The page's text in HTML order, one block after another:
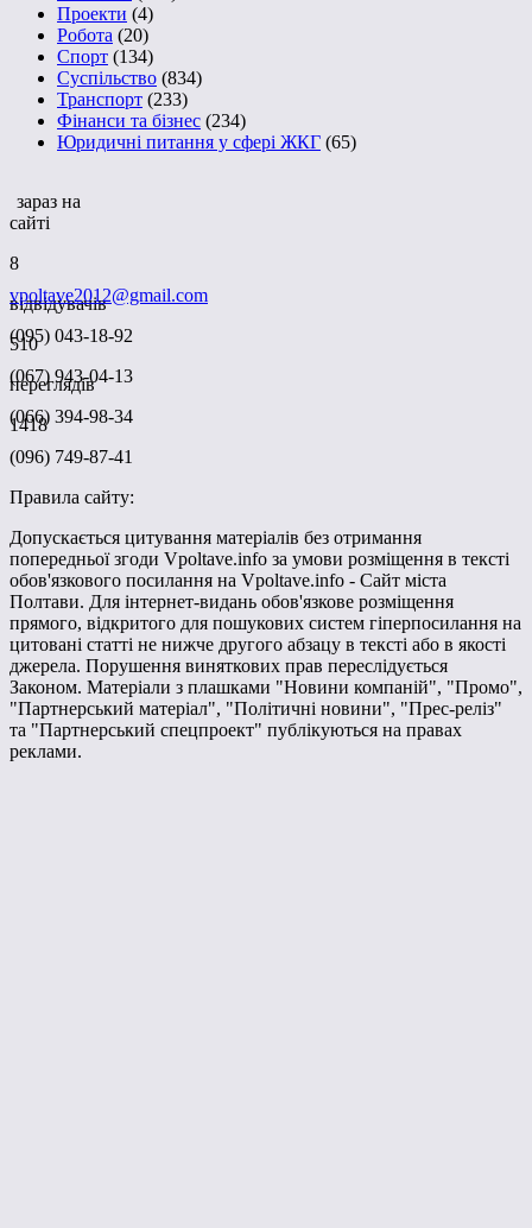
Проекти (4)
Робота (20)
Спорт (134)
Суспільство (834)
Транспорт (233)
Фінанси та бізнес (234)
Юридичні питання у сфері ЖКГ (65)
зараз на
сайті
8
відвідувачів
510
переглядів
1418
vpoltave2012@gmail.com
(095) 043-18-92
(067) 943-04-13
(066) 394-98-34
(096) 749-87-41
Правила сайту:
Допускається цитування матеріалів без отримання
попередньої згоди Vpoltave.info за умови розміщення в тексті
обов'язкового посилання на Vpoltave.info - Сайт міста
Полтави. Для інтернет-видань обов'язкове розміщення
прямого, відкритого для пошукових систем гіперпосилання на
цитовані статті не нижче другого абзацу в тексті або в якості
джерела. Порушення виняткових прав переслідується
Законом. Матеріали з плашками "Новини компаній", "Промо",
"Партнерський матеріал", "Політичні новини", "Прес-реліз"
та "Партнерський спецпроект" публікуються на правах
реклами.